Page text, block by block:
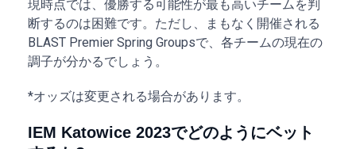
現時点では、優勝する可能性が最も高いチームを判
断するのは困難です。ただし、まもなく開催される
BLAST Premier Spring Groupsで、各チームの現在の
調子が分かるでしょう。
*オッズは変更される場合があります。
IEM Katowice 2023でどのようにベット